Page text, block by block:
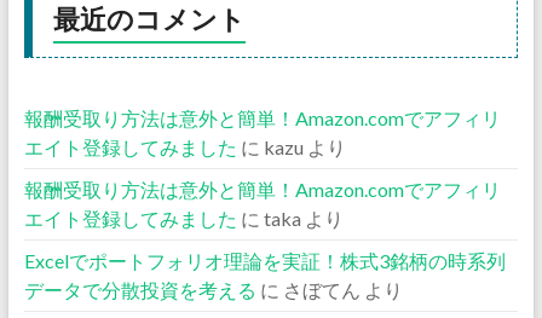
最近のコメント
報酬受取り方法は意外と簡単！Amazon.comでアフィリ
エイト登録してみました に kazu より
報酬受取り方法は意外と簡単！Amazon.comでアフィリ
エイト登録してみました に taka より
Excelでポートフォリオ理論を実証！株式3銘柄の時系列
データで分散投資を考える に さぼてん
より